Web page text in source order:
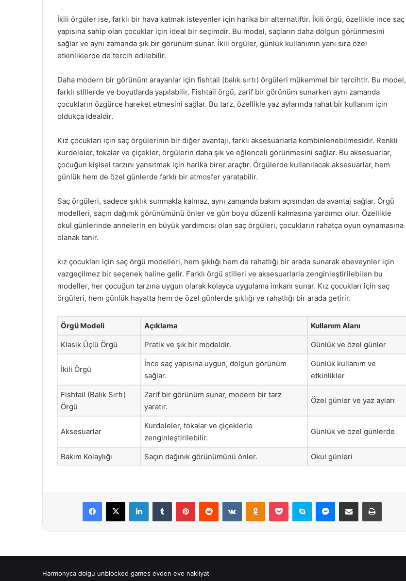
İkili örgüler ise, farklı bir hava katmak isteyenler için harika bir alternatiftir. İkili örgü, özellikle ince saç
yapısına sahip olan çocuklar için ideal bir seçimdir. Bu model, saçların daha dolgun görünmesini
sağlar ve aynı zamanda şık bir görünüm sunar. İkili örgüler, günlük kullanımın yanı sıra özel
etkinliklerde de tercih edilebilir.
Daha modern bir görünüm arayanlar için fishtail (balık sırtı) örgüleri mükemmel bir tercihtir. Bu model,
farklı stillerde ve boyutlarda yapılabilir. Fishtail örgü, zarif bir görünüm sunarken aynı zamanda
çocukların özgürce hareket etmesini sağlar. Bu tarz, özellikle yaz aylarında rahat bir kullanım için
oldukça idealdir.
Kız çocukları için saç örgülerinin bir diğer avantajı, farklı aksesuarlarla kombinlenebilmesidir. Renkli
kurdeleler, tokalar ve çiçekler, örgülerin daha şık ve eğlenceli görünmesini sağlar. Bu aksesuarlar,
çocuğun kişisel tarzını yansıtmak için harika birer araçtır. Örgülerde kullanılacak aksesuarlar, hem
günlük hem de özel günlerde farklı bir atmosfer yaratabilir.
Saç örgüleri, sadece şıklık sunmakla kalmaz, aynı zamanda bakım açısından da avantaj sağlar. Örgü
modelleri, saçın dağınık görünümünü önler ve gün boyu düzenli kalmasına yardımcı olur. Özellikle
okul günlerinde annelerin en büyük yardımcısı olan saç örgüleri, çocukların rahatça oyun oynamasına
olanak tanır.
kız çocukları için saç örgü modelleri, hem şıklığı hem de rahatlığı bir arada sunarak ebeveynler için
vazgeçilmez bir seçenek haline gelir. Farklı örgü stilleri ve aksesuarlarla zenginleştirilebilen bu
modeller, her çocuğun tarzına uygun olarak kolayca uygulama imkanı sunar. Kız çocukları için saç
örgüleri, hem günlük hayatta hem de özel günlerde şıklığı ve rahatlığı bir arada getirir.
Örgü Modeli Açıklama Kullanım Alanı
Klasik Üçlü Örgü Pratik ve şık bir modeldir. Günlük ve özel günler
İkili Örgü
İnce saç yapısına uygun, dolgun görünüm
sağlar.
Günlük kullanım ve
etkinlikler
Fishtail (Balık Sırtı)
Örgü
Zarif bir görünüm sunar, modern bir tarz
yaratır.
Özel günler ve yaz ayları
Aksesuarlar
Kurdeleler, tokalar ve çiçeklerle
zenginleştirilebilir.
Günlük ve özel günlerde
Bakım Kolaylığı Saçın dağınık görünümünü önler. Okul günleri
Facebook
X LinkedInTumblr PinterestReddit VKontakteOdnoklassniki
Pocket Skype Messenger
E-Posta ile paylaş Yazdır
Harmonyca dolgu unblocked games evden eve nakliyat